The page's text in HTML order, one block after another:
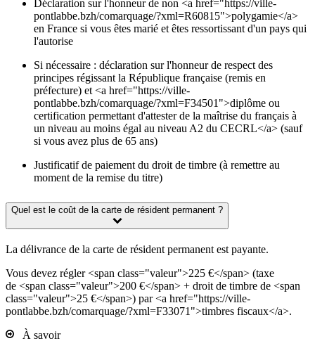
Déclaration sur l'honneur de non <a href="https://ville-
pontlabbe.bzh/comarquage/?xml=R60815">polygamie</a>
en France si vous êtes marié et êtes ressortissant d'un pays qui
l'autorise
Si nécessaire : déclaration sur l'honneur de respect des
principes régissant la République française (remis en
préfecture) et <a href="https://ville-
pontlabbe.bzh/comarquage/?xml=F34501">diplôme ou
certification permettant d'attester de la maîtrise du français à
un niveau au moins égal au niveau A2 du CECRL</a> (sauf
si vous avez plus de 65 ans)
Justificatif de paiement du droit de timbre (à remettre au
moment de la remise du titre)
Quel est le coût de la carte de résident permanent ?
La délivrance de la carte de résident permanent est payante.
Vous devez régler <span class="valeur">225 €</span> (taxe
de <span class="valeur">200 €</span> + droit de timbre de <span
class="valeur">25 €</span>) par <a href="https://ville-
pontlabbe.bzh/comarquage/?xml=F33071">timbres fiscaux</a>.
À savoir